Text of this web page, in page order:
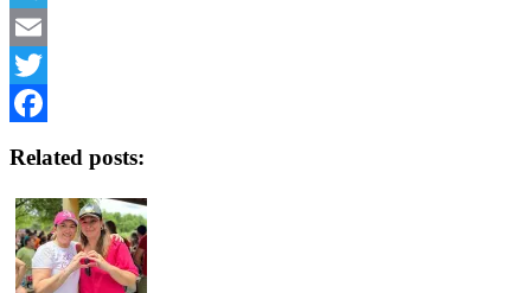
Telegram
Email
Twitter
Related posts: